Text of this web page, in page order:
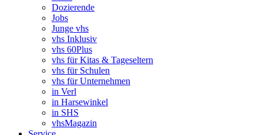
Dozierende
Jobs
Junge vhs
vhs Inklusiv
vhs 60Plus
vhs für Kitas & Tageseltern
vhs für Schulen
vhs für Unternehmen
in Verl
in Harsewinkel
in SHS
vhsMagazin